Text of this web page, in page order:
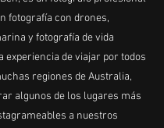
fotografía con drones,
y fotografía de vida
experiencia de viajar por todos
regiones de Australia,
algunos de los lugares más
a nuestros